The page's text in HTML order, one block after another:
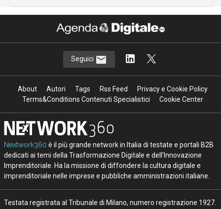
Seguici
About Autori Tags Rss Feed
Privacy e Cookie Policy
Terms&Conditions Contenuti Specialistici
Cookie Center
Nextwork360 è il più grande network in Italia di testate e portali B2B
dedicati ai temi della Trasformazione Digitale e dell’Innovazione
Imprenditoriale. Ha la missione di diffondere la cultura digitale e
imprenditoriale nelle imprese e pubbliche amministrazioni italiane.
Testata registrata al Tribunale di Milano, numero registrazione 1927.